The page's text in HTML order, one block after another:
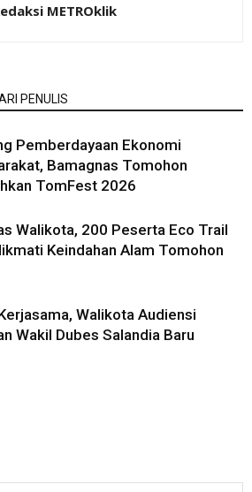
METROklik
PENULIS
Pemberdayaan Ekonomi
Bamagnas Tomohon
TomFest 2026
Walikota, 200 Peserta Eco Trail
Keindahan Alam Tomohon
Walikota Audiensi
Wakil Dubes Salandia Baru